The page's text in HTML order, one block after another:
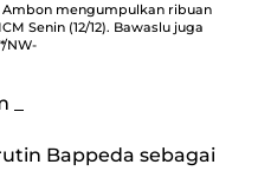
Ambon mengumpulkan ribuan
Senin (12/12). Bawaslu juga
NW-
Bappeda sebagai